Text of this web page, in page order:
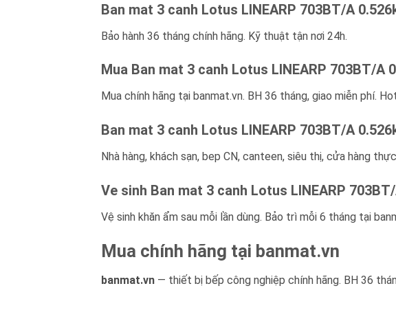
Ban mat 3 canh Lotus LINEARP 703BT/A
Bảo hành 36 tháng chính hãng. Kỹ thuật tận nơi 24h.
Mua Ban mat 3 canh Lotus LINEARP 703BT/A
Mua chính hãng tại banmat.vn. BH 36 tháng, giao miễn phí.
Ban mat 3 canh Lotus LINEARP 703BT/A
Nhà hàng, khách sạn, bep CN, canteen, siêu thị, cửa hàng
Ve sinh Ban mat 3 canh Lotus LINEARP
Vệ sinh khăn ẩm sau mỗi lần dùng. Bảo trì mỗi 6 tháng tại
Mua chính hãng tại banmat.vn
banmat.vn — thiết bị bếp công nghiệp chính hãng. BH 36